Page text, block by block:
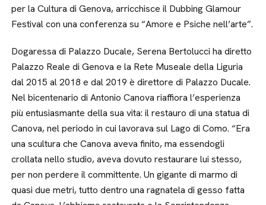
per la Cultura di Genova, arricchisce il Dubbing Glamour
Festival con una conferenza su “Amore e Psiche nell’arte”.
Dogaressa di Palazzo Ducale, Serena Bertolucci ha diretto
Palazzo Reale di Genova e la Rete Museale della Liguria
dal 2015 al 2018 e dal 2019 è direttore di Palazzo Ducale.
Nel bicentenario di Antonio Canova riaffiora l’esperienza
più entusiasmante della sua vita: il restauro di una statua di
Canova, nel periodo in cui lavorava sul Lago di Como. “Era
una scultura che Canova aveva finito, ma essendogli
crollata nello studio, aveva dovuto restaurare lui stesso,
per non perdere il committente. Un gigante di marmo di
quasi due metri, tutto dentro una ragnatela di gesso fatta